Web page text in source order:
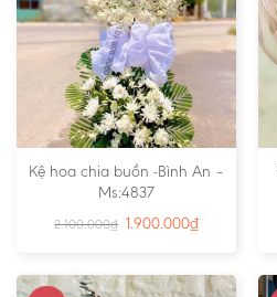
Kệ hoa chia buồn -Bình An –
Ms:4837
2.100.000₫ 1.900.000₫